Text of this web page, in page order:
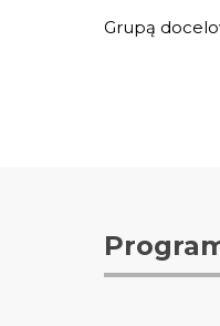
Grupą